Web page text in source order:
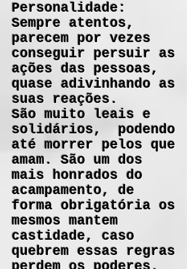
Personalidade:
Sempre atentos,
parecem por vezes
conseguir persuir as
ações das pessoas,
quase adivinhando as
suas reações.
São muito leais e
solidários, podendo
até morrer pelos que
amam. São um dos
mais honrados do
acampamento, de
forma obrigatória os
mesmos mantem
castidade, caso
quebrem essas regras